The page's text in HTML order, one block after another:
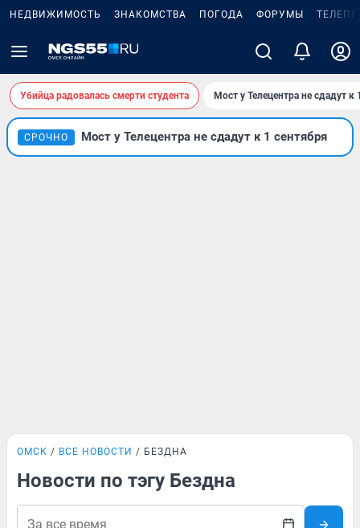
НЕДВИЖИМОСТЬ ЗНАКОМСТВА ПОГОДА ФОРУМЫ
Убийца радовалась смерти студента Мост у Телецентра не сдадут к
СРОЧНО Мост у Телецентра не сдадут к 1 сентября
ОМСК ВСЕ НОВОСТИ БЕЗДНА
Новости по тэгу Бездна